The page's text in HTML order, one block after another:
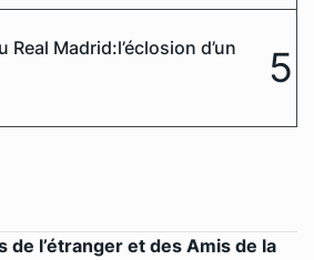
Real Madrid:l’éclosion d’un
5
de l’étranger et des Amis de la